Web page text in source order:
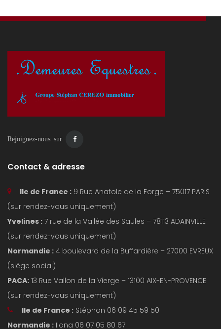
Rejoignez-nous sur
Contact & adresse
Ile de France : 9 Rue Anatole de la Forge – 75017 PARIS
(sur rendez-vous uniquement)
Yvelines : 7 rue de la Vallée des Saules – 78113 ADAINVILLE
(sur rendez-vous uniquement)
Normandie : 4 boulevard de la Buffardière – 27000 EVREUX
(siège social)
PACA: 13 Rue Vallon de la Vierge – 13100 AIX-EN-PROVENCE
(sur rendez-vous uniquement)
Ile de France : Stéphan 06 09 45 59 50
Normandie : Ilona 06 07 05 80 67